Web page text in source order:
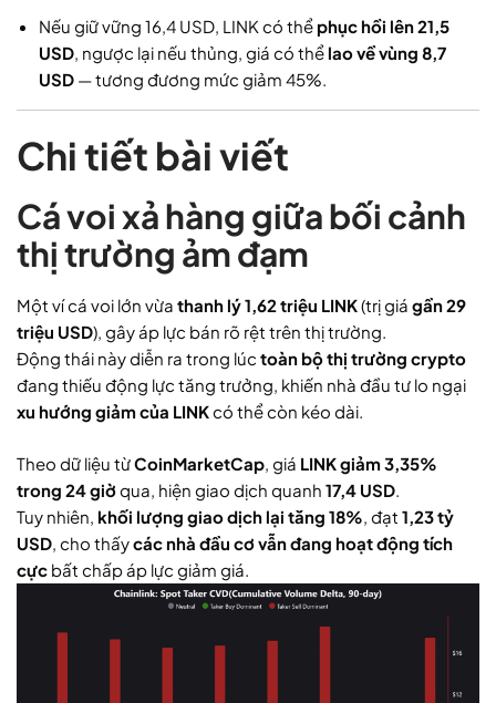
Nếu giữ vững 16,4 USD, LINK có thể phục hồi lên 21,5
USD, ngược lại nếu thủng, giá có thể lao về vùng 8,7
USD — tương đương mức giảm 45%.
Chi tiết bài viết
Cá voi xả hàng giữa bối cảnh
thị trường ảm đạm
Một ví cá voi lớn vừa thanh lý 1,62 triệu LINK(trị giá gần 29
triệu USD), gây áp lực bán rõ rệt trên thị trường.
Động thái này diễn ra trong lúc toàn bộ thị trường crypto
đang thiếu động lực tăng trưởng, khiến nhà đầu tư lo ngại
xu hướng giảm của LINKcó thể còn kéo dài.
Theo dữ liệu từCoinMarketCap, giá LINK giảm 3,35%
trong 24 giờqua, hiện giao dịch quanh 17,4 USD.
Tuy nhiên, khối lượng giao dịch lại tăng 18%, đạt 1,23 tỷ
USD, cho thấycác nhà đầu cơ vẫn đang hoạt động tích
cực bất chấp áp lực giảm giá.